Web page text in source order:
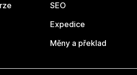
SEO
Expedice
Měny a překlad